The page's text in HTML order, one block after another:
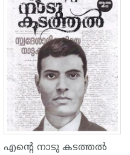
എന്റെ നാടു കടത്തൽ